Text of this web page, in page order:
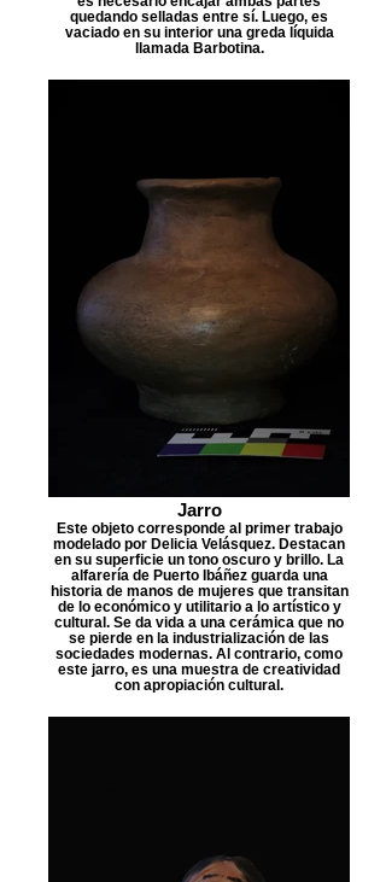
quedando selladas entre sí. Luego, es
vaciado en su interior una greda líquida
llamada Barbotina.
Jarro
Este objeto corresponde al primer trabajo
modelado por Delicia Velásquez. Destacan
en su superficie un tono oscuro y brillo. La
alfarería de Puerto Ibáñez guarda una
historia de manos de mujeres que transitan
de lo económico y utilitario a lo artístico y
cultural. Se da vida a una cerámica que no
se pierde en la industrialización de las
sociedades modernas. Al contrario, como
este jarro, es una muestra de creatividad
con apropiación cultural.